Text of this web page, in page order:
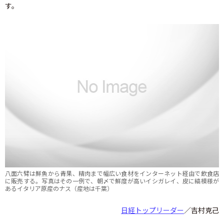
す。
八面六臂は鮮魚から青果、精肉まで幅広い食材をインターネット経由で飲食店
に販売する。写真はその一例で、朝〆で鮮度が高いイシガレイ、皮に縞模様が
あるイタリア原産のナス（産地は千葉）
日経トップリーダー／吉村克己